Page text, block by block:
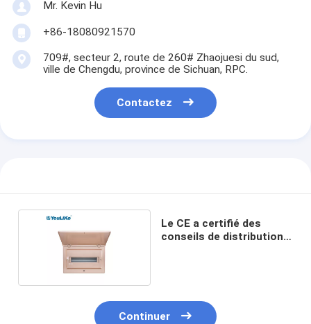
Mr. Kevin Hu
+86-18080921570
709#, secteur 2, route de 260# Zhaojuesi du sud,
ville de Chengdu, province de Sichuan, RPC.
Contactez
Le CE a certifié des
conseils de distribution
Continuer